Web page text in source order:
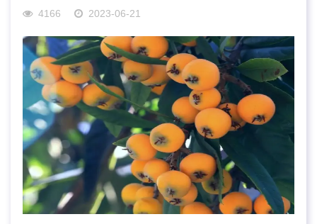
4166 2023-06-21